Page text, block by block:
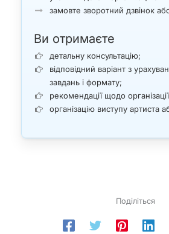
замовте зворотний дзвінок
Ви отримаєте
детальну консультацію;
відповідний варіант з
завдань і формату;
рекомендації щодо
організацію виступу артиста
Поділіться